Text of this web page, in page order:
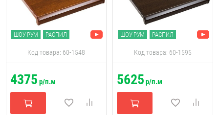
ШОУ-РУМ РАСПИЛ
Код товара: 60-1548
4375 р/п.м
ШОУ-РУМ РАСПИЛ
Код товара: 60-1595
5625 р/п.м